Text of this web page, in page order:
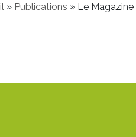
» Publications » Le Magazine